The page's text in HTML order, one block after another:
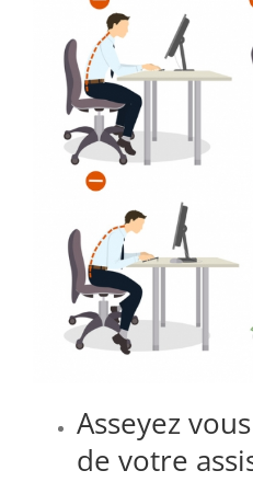
Asseyez
de votre